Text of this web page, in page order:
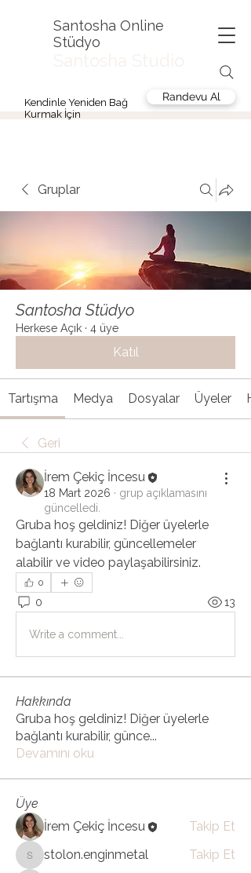
Santosha Online
Stüdyo
Kendinle Yeniden Bağ
Kurmak İçin
Randevu Al
Gruplar
Santosha Stüdyo
Herkese Açık · 4 üye
Katıl
Tartışma Medya Dosyalar Üyeler
Geri
İrem Çekiç İncesu
18 Mart 2026 · grup açıklamasını
güncelledi.
Gruba hoş geldiniz! Diğer üyelerle
bağlantı kurabilir, güncellemeler
alabilir ve video paylaşabilirsiniz.
0
0 13
Write a comment...
Hakkında
Gruba hoş geldiniz! Diğer üyelerle
bağlantı kurabilir, günce...
Devamını oku
Üye
İrem Çekiç İncesu
Takip Et
stolon.enginmetal
stolon.enginmetal Takip Et